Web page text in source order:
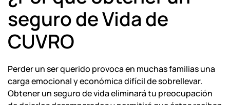
seguro de Vida de
CUVRO
Perder un ser querido provoca en muchas familias una
carga emocional y económica difícil de sobrellevar.
Obtener un seguro de vida eliminará tu preocupación